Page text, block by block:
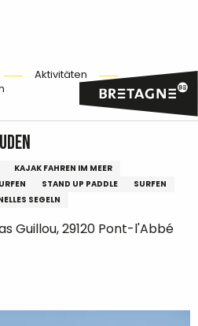
Aktivitäten
KAJAK FAHREN IM MEER
STAND UP PADDLE
SURFEN
SEGELN
Guillou, 29120 Pont-l'Abbé